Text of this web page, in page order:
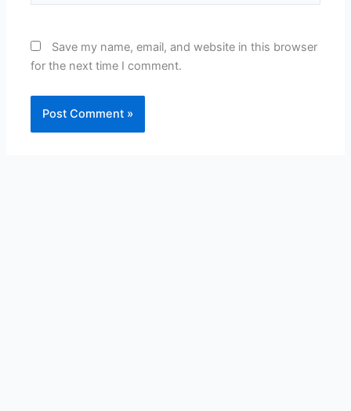
Save my name, email, and website in this browser
for the next time I comment.